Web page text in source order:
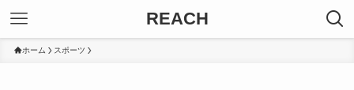
REACH
ホーム スポーツ